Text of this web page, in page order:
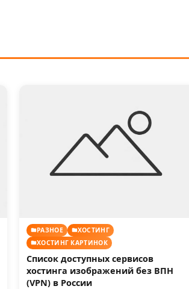
РАЗНОЕ
ХОСТИНГ
ХОСТИНГ КАРТИНОК
Список доступных сервисов
хостинга изображений без ВПН
(VPN) в России